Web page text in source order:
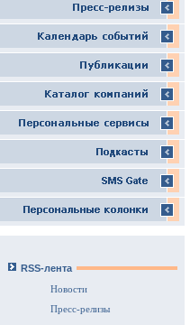
RSS-лента
Новости
Пресс-релизы